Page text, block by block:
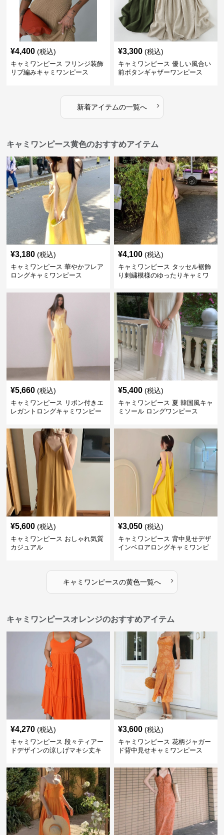
¥4,400 (税込)
キャミワンピース フリンジ装飾
リブ編みキャミワンピース
¥3,300 (税込)
キャミワンピース 優しい風合い
前ボタンギャザーワンピース
新着アイテムの一覧へ ›
キャミワンピース黄色のおすすめアイテム
¥3,180 (税込)
キャミワンピース 華やかフレア
ロングキャミワンピース
¥4,100 (税込)
キャミワンピース タッセル裾飾
り刺繍模様のゆったりキャミワ
¥5,660 (税込)
キャミワンピース リボン付きエ
レガントロングキャミワンピー
¥5,400 (税込)
キャミワンピース 夏 韓国風キャ
ミソール ロングワンピース
¥5,600 (税込)
キャミワンピース おしゃれ気質
カジュアル
¥3,050 (税込)
キャミワンピース 背中見せデザ
インベロアロングキャミワンピ
キャミワンピースの黄色一覧へ ›
キャミワンピースオレンジのおすすめアイテム
¥4,270 (税込)
キャミワンピース 段々ティアー
ドデザインの涼しげマキシ丈キ
¥3,600 (税込)
キャミワンピース 花柄ジャガー
ド背中見せキャミワンピース